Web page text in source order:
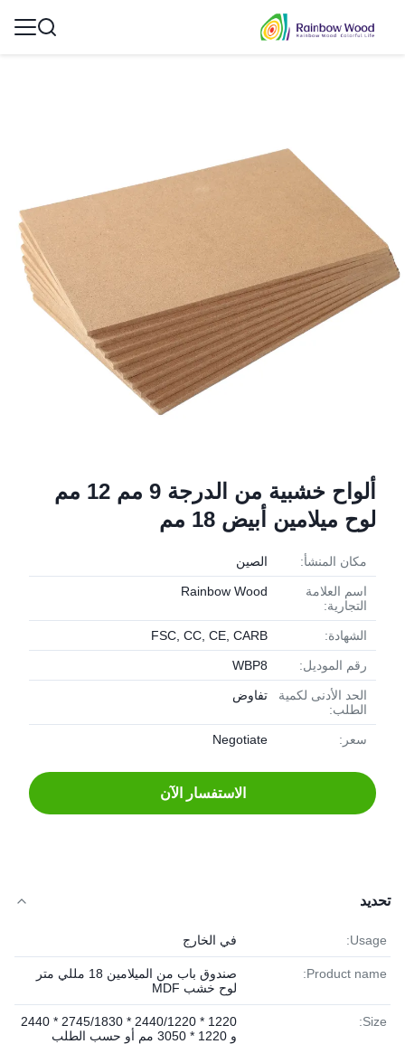
ألواح خشبية من الدرجة 9 مم 12 مم
لوح ميلامين أبيض 18 مم
مكان المنشأ: الصين
اسم العلامة
التجارية:
Rainbow Wood
الشهادة: FSC, CC, CE, CARB
رقم الموديل: WBP8
الحد الأدنى لكمية
الطلب:
تفاوض
سعر: Negotiate
الاستفسار الآن
تحديد
Usage: في الخارج
Product name:
صندوق باب من الميلامين 18 مللي متر
لوح خشب MDF
Size:
1220 * 2440/1220 * 2745/1830 * 2440
و 1220 * 3050 مم أو حسب الطلب